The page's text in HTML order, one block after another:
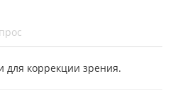
для коррекции зрения.